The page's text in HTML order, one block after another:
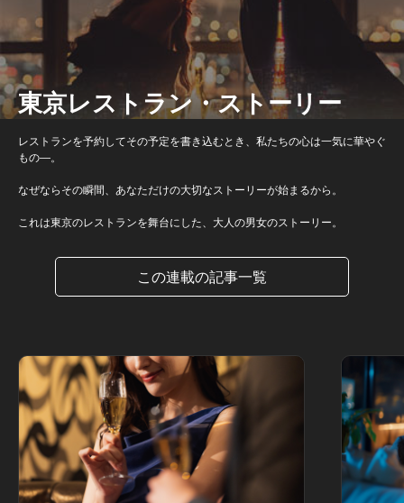
東京レストラン・ストーリー
レストランを予約してその予定を書き込むとき、私たちの心は一気に華やぐ
もの―。
なぜならその瞬間、あなただけの大切なストーリーが始まるから。
これは東京のレストランを舞台にした、大人の男女のストーリー。
この連載の記事一覧